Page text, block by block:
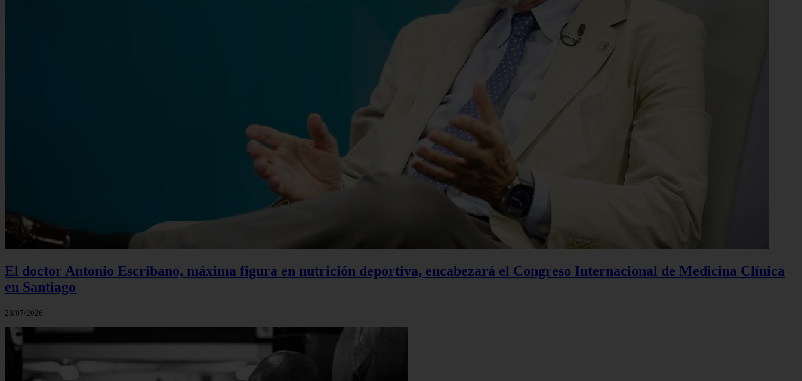
El doctor Antonio Escribano, máxima figura en nutrición deportiva, encabezará el Congreso Internacional de Medicina Clínica
en Santiago
28/07/2026